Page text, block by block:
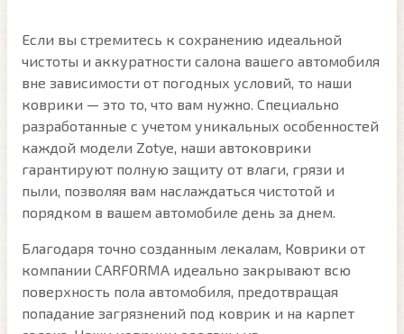
Если вы стремитесь к сохранению идеальной
чистоты и аккуратности салона вашего автомобиля
вне зависимости от погодных условий, то наши
коврики — это то, что вам нужно. Специально
разработанные с учетом уникальных особенностей
каждой модели Zotye, наши автоковрики
гарантируют полную защиту от влаги, грязи и
пыли, позволяя вам наслаждаться чистотой и
порядком в вашем автомобиле день за днем.
Благодаря точно созданным лекалам, Коврики от
компании CARFORMA идеально закрывают всю
поверхность пола автомобиля, предотвращая
попадание загрязнений под коврик и на карпет